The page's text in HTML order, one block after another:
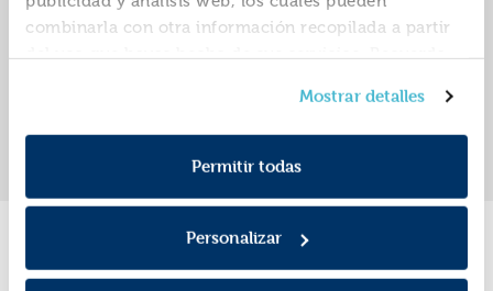
combinarla con otra información recopilada a partir
del uso que hayas hecho de sus servicios. Recuerda
consentimiento en cualquier momento. Para más
información consulta laPolítica de Cookiesy la
Política de Privacidad.
Mostrar detalles
Permitir todas
Personalizar
« »
Promociones